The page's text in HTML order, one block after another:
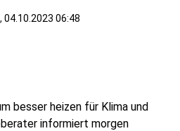
06:48
besser heizen für Klima und
informiert morgen